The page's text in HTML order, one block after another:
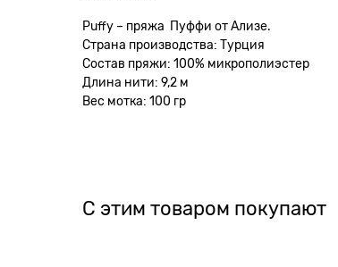
Puffy – пряжа Пуффи от Ализе.
Страна производства: Турция
Состав пряжи: 100% микрополиэстер
Длина нити: 9,2 м
Вес мотка: 100 гр
С этим товаром покупают